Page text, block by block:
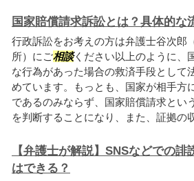
国家賠償請求訴訟とは？具体的な
行政訴訟をお考えの方は弁護士谷次郎
所）にご相談ください以上のように、
な行為があった場合の救済手段として
めています。もっとも、国家が相手方
であるのみならず、国家賠償請求とい
を判断することになり、また、証拠の
【弁護士が解説】SNSなどでの
はできる？